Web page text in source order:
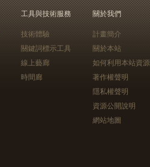
工具與技術服務
技術體驗
關鍵詞標示工具
線上藝廊
時間廊
關於我們
計畫簡介
關於本站
如何利用本站資源
著作權聲明
隱私權聲明
資源公開說明
網站地圖